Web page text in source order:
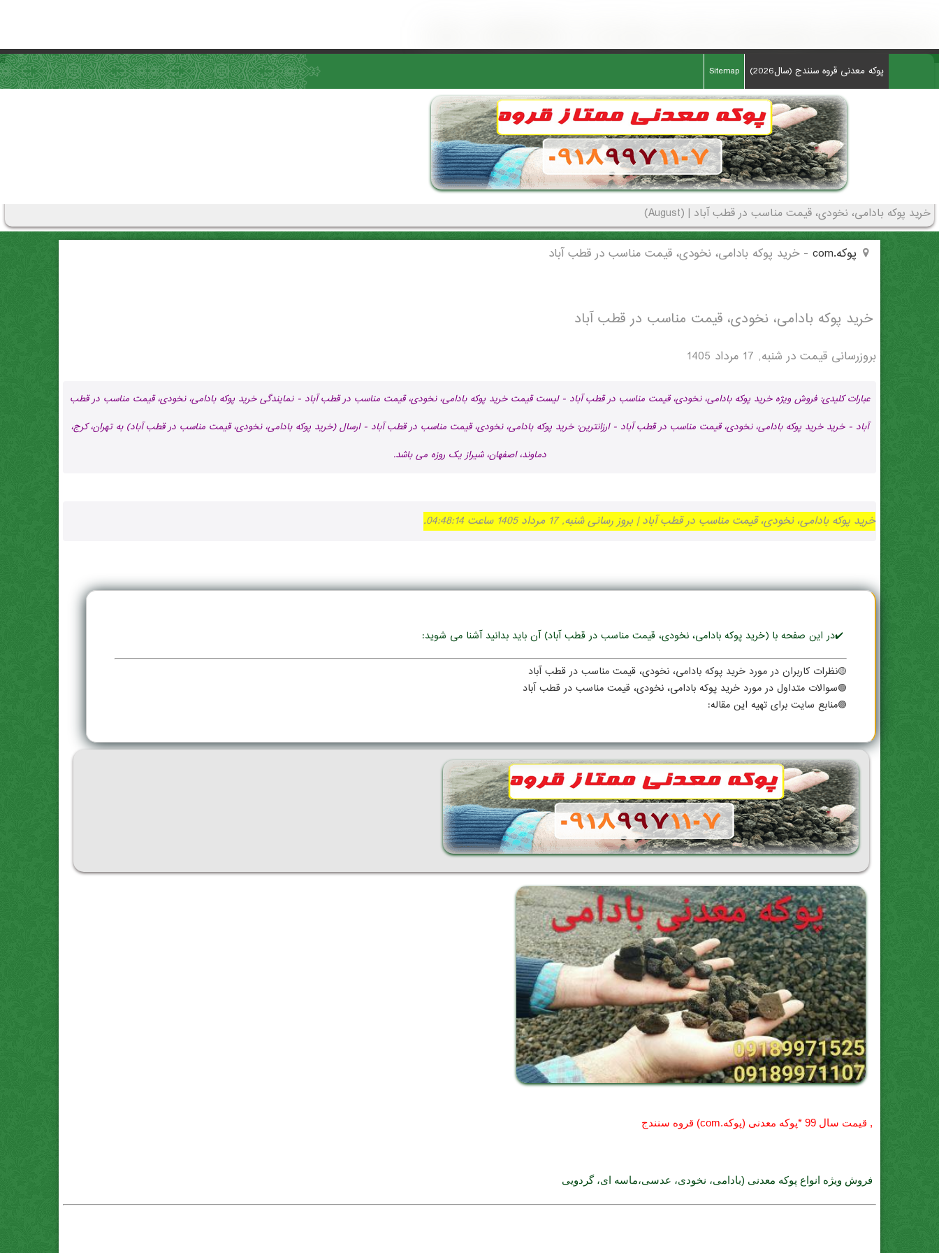
پوکه معدنی قروه سنندج (سال2026) Sitemap
خرید پوکه بادامی، نخودی، قیمت مناسب در قطب آباد | (August)
پوکه.com -خرید پوکه بادامی، نخودی، قیمت مناسب در قطب آباد
خرید پوکه بادامی، نخودی، قیمت مناسب در قطب آباد
بروزرسانی قیمت در شنبه, 17 مرداد 1405
عبارات کلیدی: فروش ویژه خرید پوکه بادامی، نخودی، قیمت مناسب در قطب آباد - لیست قیمت خرید پوکه بادامی، نخودی، قیمت مناسب در قطب آباد - نمایندگی خرید پوکه بادامی، نخودی، قیمت مناسب در قطب
آباد - خرید خرید پوکه بادامی، نخودی، قیمت مناسب در قطب آباد - ارزانترین: خرید پوکه بادامی، نخودی، قیمت مناسب در قطب آباد - ارسال (خرید پوکه بادامی، نخودی، قیمت مناسب در قطب آباد) به تهران، کرج،
دماوند، اصفهان، شیراز یک روزه می باشد.
خرید پوکه بادامی، نخودی، قیمت مناسب در قطب آباد | بروز رسانی شنبه, 17 مرداد 1405 ساعت 04:48:14.
✔️در این صفحه با (خرید پوکه بادامی، نخودی، قیمت مناسب در قطب آباد) آن باید بدانید آشنا می شوید:
🟡نظرات کاربران در مورد خرید پوکه بادامی، نخودی، قیمت مناسب در قطب آباد
🟢سوالات متداول در مورد خرید پوکه بادامی، نخودی، قیمت مناسب در قطب آباد
🟣منابع سایت برای تهیه این مقاله:
, قيمت سال 99 *پوکه معدنی (پوکه.com) قروه سنندج
فروش ویژه انواع پوکه معدنی (بادامی، نخودی، عدسی،ماسه ای، گردویی